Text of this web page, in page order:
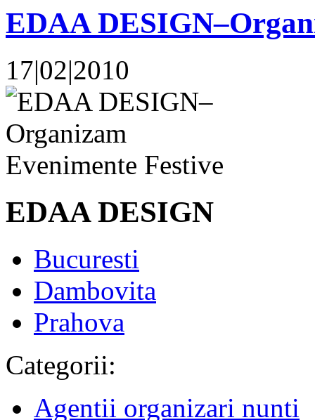
EDAA
17|02|2010
EDAA DESIGN
Bucuresti
Dambovita
Prahova
Categorii:
Agentii organizari nunti